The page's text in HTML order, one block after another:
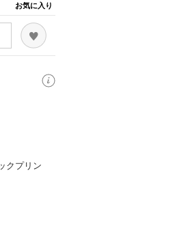
お気に入り
クプリン